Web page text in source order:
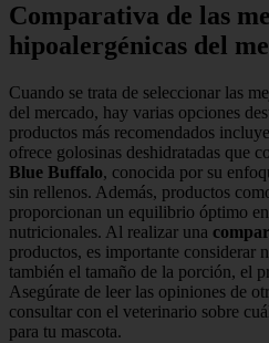
Comparativa de las
hipoalergénicas del
Cuando se trata de seleccionar las
del mercado, hay varias opciones
productos más recomendados
ofrece golosinas deshidratadas que
Blue Buffalo, conocida por su
sin rellenos. Además, productos
proporcionan un equilibrio óptimo
nutricionales. Al realizar una
productos, es importante considerar
también el tamaño de la porción, el
Asegúrate de leer las opiniones de
consultar con el veterinario sobre
para tu mascota.